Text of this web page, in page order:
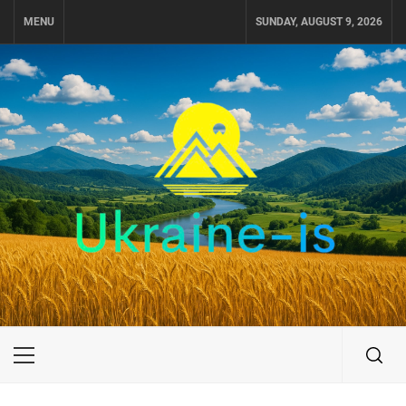
MENU SUNDAY, AUGUST 9, 2026
UKRAINE-IS
ПУТЕШЕСТВИЕ ПО УКРАИНЕ
Primary